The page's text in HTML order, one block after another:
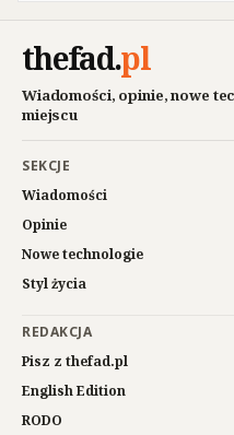
thefad.pl
Wiadomości, opinie, nowe
miejscu
SEKCJE
Wiadomości
Opinie
Nowe technologie
Styl życia
REDAKCJA
Pisz z thefad.pl
English Edition
RODO